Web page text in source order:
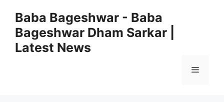
content
Baba Bageshwar - Baba
Bageshwar Dham Sarkar |
Latest News
Menu